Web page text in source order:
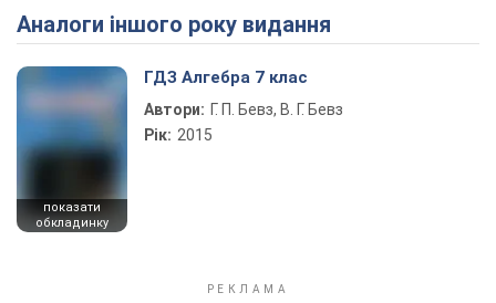
Play Video
Аналоги іншого року видання
показати
обкладинку
ГДЗ Алгебра 7 клас
Автори: Г. П. Бевз, В. Г. Бевз
Рік: 2015